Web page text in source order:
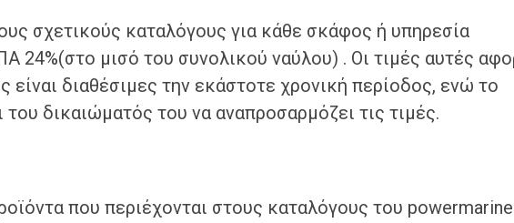
σχετικούς καταλόγους για κάθε σκάφος ή υπηρεσία
24%(στο μισό του συνολικού ναύλου) . Οι τιμές αυτές
είναι διαθέσιμες την εκάστοτε χρονική περίοδος, ενώ το
δικαιώματός του να αναπροσαρμόζει τις τιμές.
που περιέχονται στους καταλόγους του